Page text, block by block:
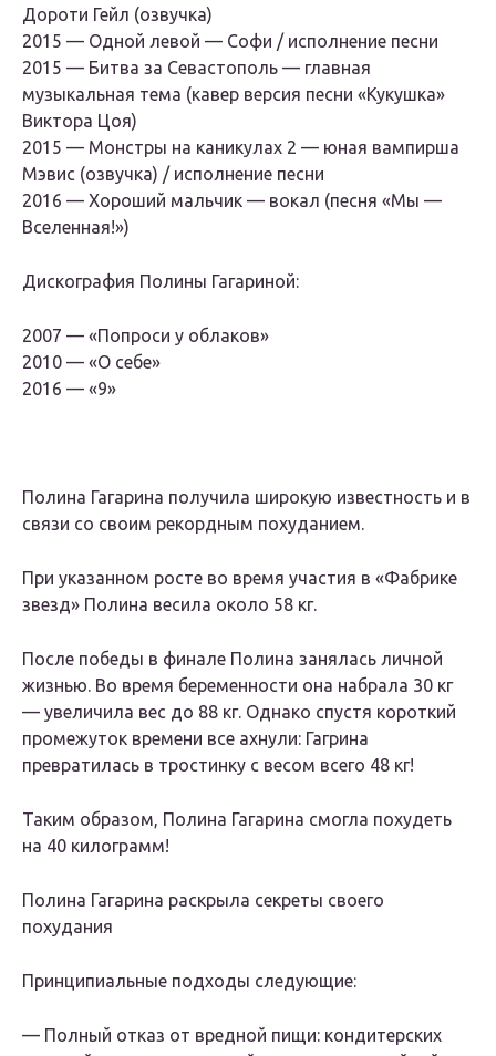
Дороти Гейл (озвучка)
2015 — Одной левой — Софи / исполнение песни
2015 — Битва за Севастополь — главная
музыкальная тема (кавер версия песни «Кукушка»
Виктора Цоя)
2015 — Монстры на каникулах 2 — юная вампирша
Мэвис (озвучка) / исполнение песни
2016 — Хороший мальчик — вокал (песня «Мы —
Вселенная!»)
Дискография Полины Гагариной:
2007 — «Попроси у облаков»
2010 — «О себе»
2016 — «9»
Полина Гагарина получила широкую известность и в
связи со своим рекордным похуданием.
При указанном росте во время участия в «Фабрике
звезд» Полина весила около 58 кг.
После победы в финале Полина занялась личной
жизнью. Во время беременности она набрала 30 кг
— увеличила вес до 88 кг. Однако спустя короткий
промежуток времени все ахнули: Гагрина
превратилась в тростинку с весом всего 48 кг!
Таким образом, Полина Гагарина смогла похудеть
на 40 килограмм!
Полина Гагарина раскрыла секреты своего
похудания
Принципиальные подходы следующие:
— Полный отказ от вредной пищи: кондитерских